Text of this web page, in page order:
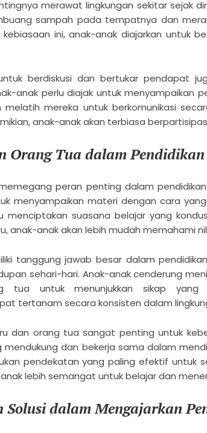
merawat lingkungan sekitar sejak
sampah pada tempatnya dan
ini, anak-anak diajarkan untuk
berdiskusi dan bertukar pendapat
anak perlu diajak untuk menyampaikan
melatih mereka untuk berkomunikasi
anak-anak akan terbiasa
Orang Tua dalam
peran penting dalam
menyampaikan materi dengan cara
menciptakan suasana belajar yang
anak-anak akan lebih mudah memahami
tanggung jawab besar dalam
sehari-hari. Anak-anak cenderung
tua untuk menunjukkan sikap yang
tertanam secara konsisten dalam
dan orang tua sangat penting untuk
mendukung dan bekerja sama dalam
pendekatan yang paling efektif untuk
lebih semangat untuk belajar dan
Solusi dalam Mengajarkan